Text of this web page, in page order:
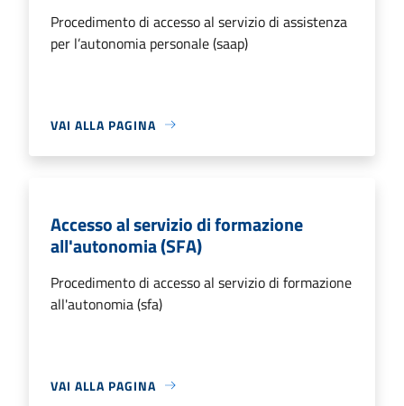
Procedimento di accesso al servizio di assistenza
per l’autonomia personale (saap)
VAI ALLA PAGINA
Accesso al servizio di formazione
all'autonomia (SFA)
Procedimento di accesso al servizio di formazione
all'autonomia (sfa)
VAI ALLA PAGINA